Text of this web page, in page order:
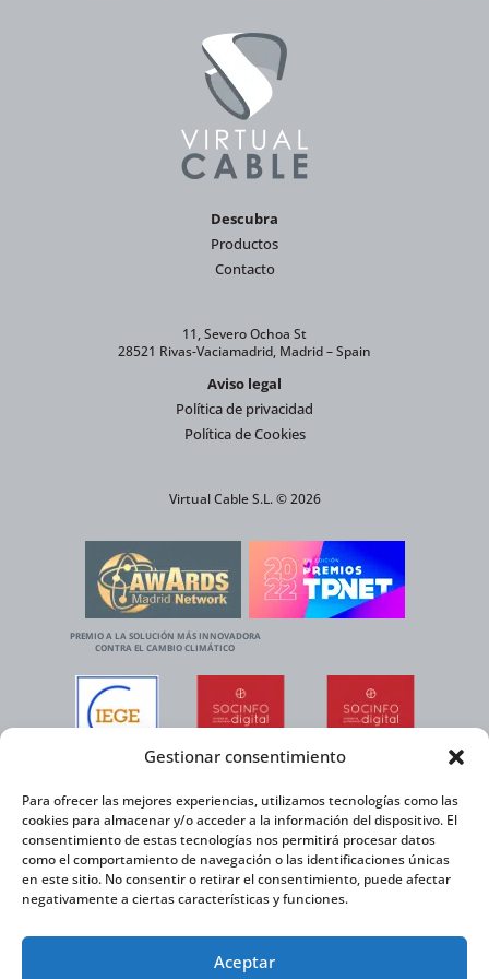
Gestionar consentimiento
Para ofrecer las mejores experiencias, utilizamos tecnologías como las
cookies para almacenar y/o acceder a la información del dispositivo. El
consentimiento de estas tecnologías nos permitirá procesar datos
como el comportamiento de navegación o las identificaciones únicas
en este sitio. No consentir o retirar el consentimiento, puede afectar
negativamente a ciertas características y funciones.
Aceptar
Descubra
Productos
Contacto
11, Severo Ochoa St
28521 Rivas-Vaciamadrid, Madrid – Spain
Aviso legal
Política de privacidad
Política de Cookies
Virtual Cable S.L. © 2026
PREMIO A LA SOLUCIÓN MÁS INNOVADORA
CONTRA EL CAMBIO CLIMÁTICO